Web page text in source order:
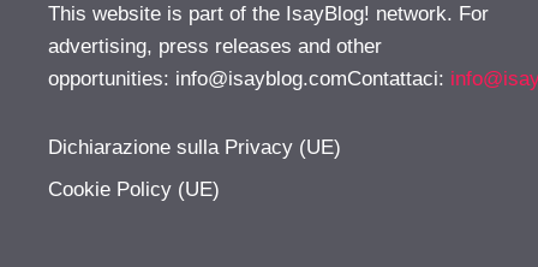
This website is part of the IsayBlog! network. For
advertising, press releases and other
opportunities: info@isayblog.comContattaci:
Dichiarazione sulla Privacy (UE)
Cookie Policy (UE)